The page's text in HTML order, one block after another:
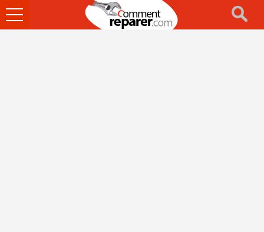
Ouvrir
le